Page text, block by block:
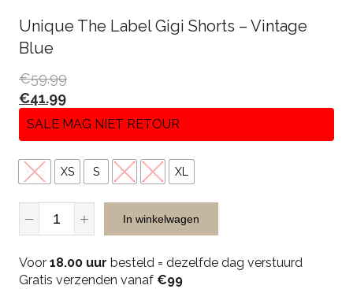
Unique The Label Gigi Shorts – Vintage
Blue
€59.99
€41.99
SALE MAG NIET RETOUR
XXS XS S M L XL
Unique
The
Gigi
Shorts
In winkelwagen
Voor 18.00 uur besteld = dezelfde dag verstuurd
Gratis verzenden vanaf €99